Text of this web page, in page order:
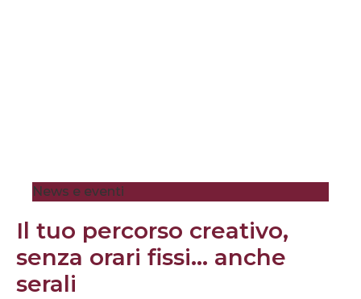
News e eventi
Il tuo percorso creativo,
senza orari fissi… anche
serali